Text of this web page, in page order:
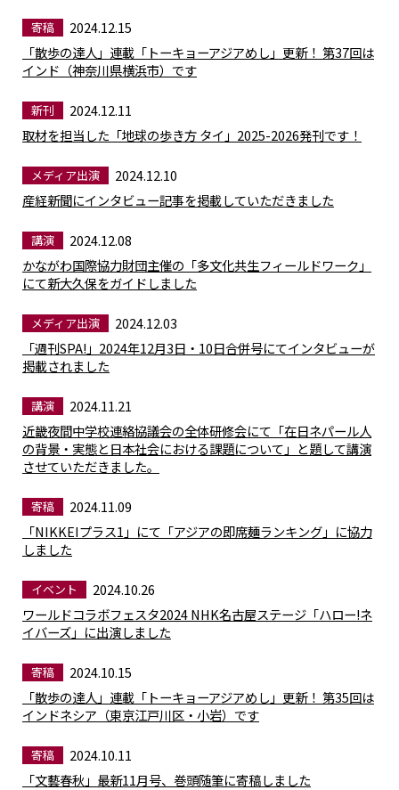
寄稿
2024.12.15
「散歩の達人」連載「トーキョーアジアめし」更新！ 第37回は
インド（神奈川県横浜市）です
新刊
2024.12.11
取材を担当した「地球の歩き方 タイ」2025-2026発刊です！
メディア出演
2024.12.10
産経新聞にインタビュー記事を掲載していただきました
講演
2024.12.08
かながわ国際協力財団主催の「多文化共生フィールドワーク」
にて新大久保をガイドしました
メディア出演
2024.12.03
「週刊SPA!」2024年12月3日・10日合併号にてインタビューが
掲載されました
講演
2024.11.21
近畿夜間中学校連絡協議会の全体研修会にて「在日ネパール人
の背景・実態と日本社会における課題について」と題して講演
させていただきました。
寄稿
2024.11.09
「NIKKEIプラス1」にて「アジアの即席麺ランキング」に協力
しました
イベント
2024.10.26
ワールドコラボフェスタ2024 NHK名古屋ステージ「ハロー!ネ
イバーズ」に出演しました
寄稿
2024.10.15
「散歩の達人」連載「トーキョーアジアめし」更新！ 第35回は
インドネシア（東京江戸川区・小岩）です
寄稿
2024.10.11
「文藝春秋」最新11月号、巻頭随筆に寄稿しました